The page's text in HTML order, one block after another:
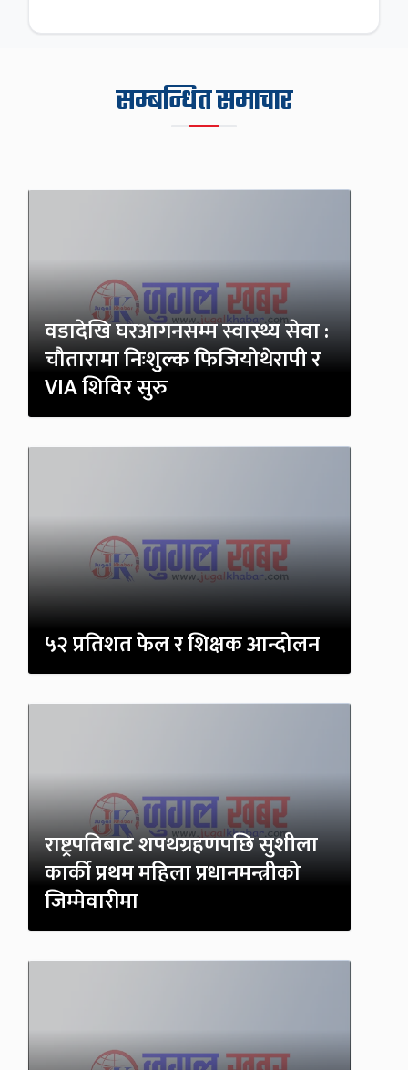
सम्बन्धित समाचार
वडादेखि घरआगनसम्म स्वास्थ्य सेवा :
चौतारामा निःशुल्क फिजियोथेरापी र
VIA शिविर सुरु
५२ प्रतिशत फेल र शिक्षक आन्दोलन
राष्ट्रपतिबाट शपथग्रहणपछि सुशीला
कार्की प्रथम महिला प्रधानमन्त्रीको
जिम्मेवारीमा